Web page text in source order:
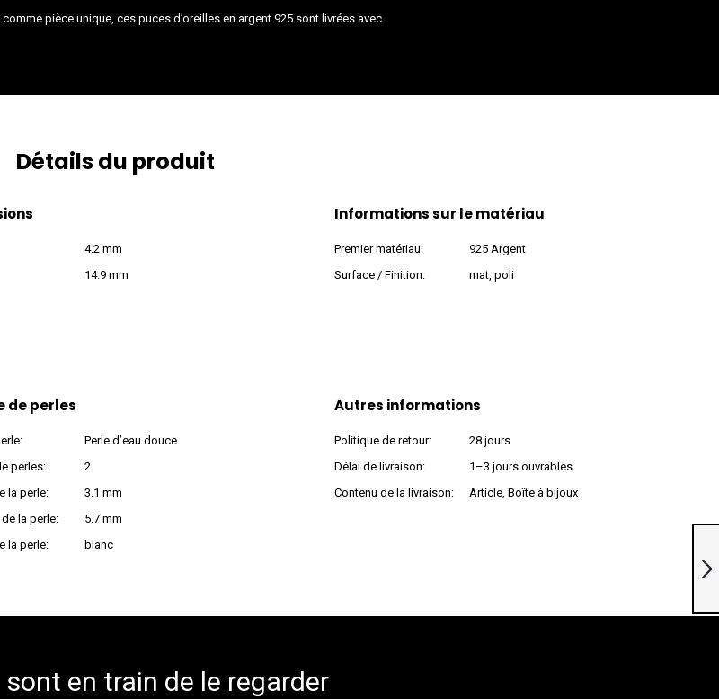
pièce unique, ces puces d’oreilles en argent 925 sont livrées avec
Détails du produit
4.2 mm
14.9 mm
Informations sur le matériau
Premier matériau:
925 Argent
Surface / Finition:
mat, poli
de perles
Perle d’eau douce
perles:
2
la perle:
3.1 mm
la perle:
5.7 mm
la perle:
blanc
Autres informations
Politique de retour:
28 jours
Délai de livraison:
1–3 jours ouvrables
Contenu de la livraison:
Article, Boîte à bijoux
sont en train de le regarder